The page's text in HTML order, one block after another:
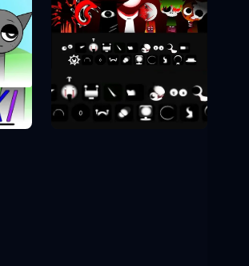
Sprunki Phase 8